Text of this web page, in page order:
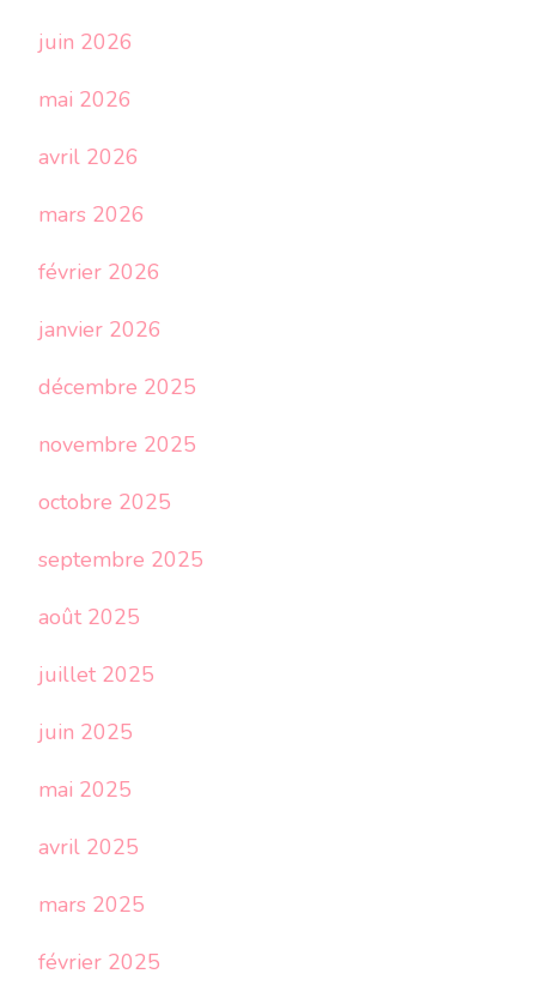
juin 2026
mai 2026
avril 2026
mars 2026
février 2026
janvier 2026
décembre 2025
novembre 2025
octobre 2025
septembre 2025
août 2025
juillet 2025
juin 2025
mai 2025
avril 2025
mars 2025
février 2025